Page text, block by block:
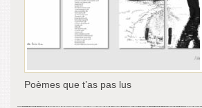
Poèmes que t’as pas lus